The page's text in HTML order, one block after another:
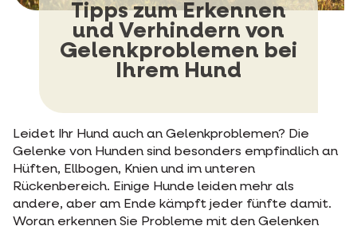
Tipps zum Erkennen
und Verhindern von
Gelenkproblemen bei
Ihrem Hund
Leidet Ihr Hund auch an Gelenkproblemen? Die
Gelenke von Hunden sind besonders empfindlich an
Hüften, Ellbogen, Knien und im unteren
Rückenbereich. Einige Hunde leiden mehr als
andere, aber am Ende kämpft jeder fünfte damit.
Woran erkennen Sie Probleme mit den Gelenken